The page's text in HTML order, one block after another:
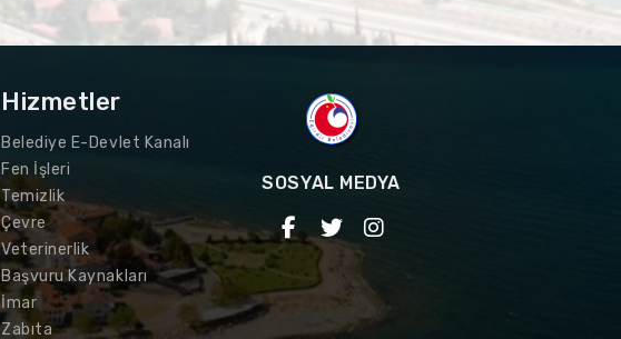
Hizmetler
Belediye E-Devlet Kanalı
Fen İşleri
Temizlik
Çevre
Veterinerlik
Başvuru Kaynakları
İmar
Zabıta
SOSYAL MEDYA